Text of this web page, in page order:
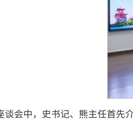
谈会中，史书记、熊主任首先